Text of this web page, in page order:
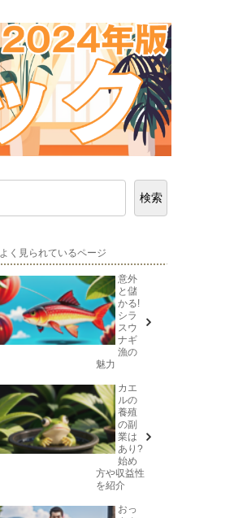
検索
よく見られているページ
意外
と儲
かる!
シラ
スウ
ナギ
漁の
魅力
カエ
ルの
養殖
の副
業は
あり?
始め
方や収益性
を紹介
おっ